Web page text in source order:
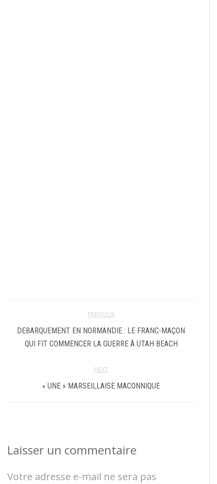
PREVIOUS
DEBARQUEMENT EN NORMANDIE : LE FRANC-MAÇON
QUI FIT COMMENCER LA GUERRE À UTAH BEACH
NEXT
« UNE » MARSEILLAISE MACONNIQUE
Laisser un commentaire
Votre adresse e-mail ne sera pas